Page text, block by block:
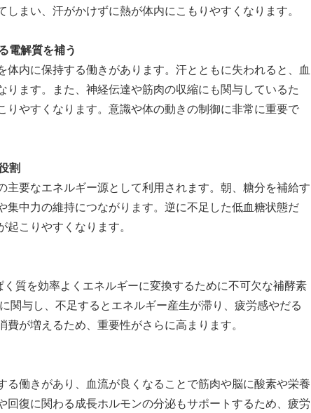
まい、汗がかけずに熱が体内にこもりやすくなります。
電解質を補う
内に保持する働きがあります。汗とともに失われると、血
ます。また、神経伝達や筋肉の収縮にも関与しているた
りやすくなります。意識や体の動きの制御に非常に重要で
割
要なエネルギー源として利用されます。朝、糖分を補給す
集中力の維持につながります。逆に不足した低血糖状態だ
こりやすくなります。
質を効率よくエネルギーに変換するために不可欠な補酵素
関与し、不足するとエネルギー産生が滞り、疲労感やだる
が増えるため、重要性がさらに高まります。
る働きがあり、血流が良くなることで筋肉や脳に酸素や栄養
回復に関わる成長ホルモンの分泌もサポートするため、疲労